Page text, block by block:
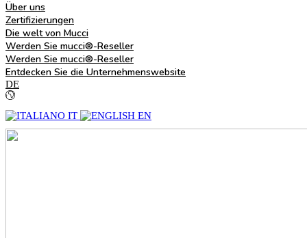
Über uns
Zertifizierungen
Die welt von Mucci
Werden Sie mucci®-Reseller
Werden Sie mucci®-Reseller
Entdecken Sie die Unternehmenswebsite
DE
IT EN